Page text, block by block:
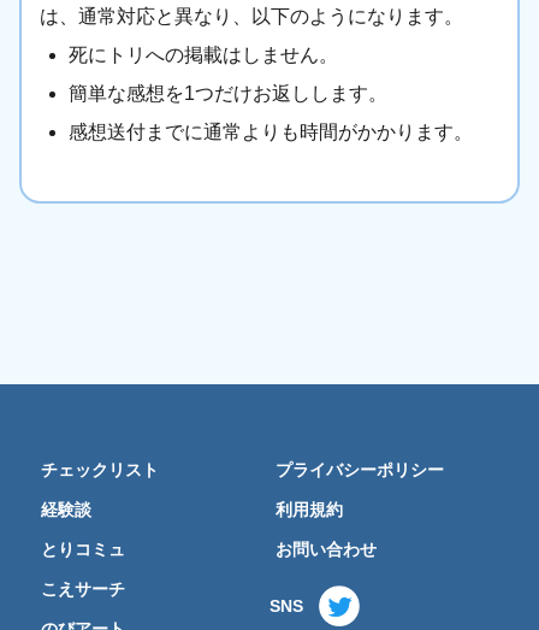
は、通常対応と異なり、以下のようになります。
死にトリへの掲載はしません。
簡単な感想を1つだけお返しします。
感想送付までに通常よりも時間がかかります。
チェックリスト
経験談
とりコミュ
こえサーチ
プライバシーポリシー
利用規約
お問い合わせ
SNS